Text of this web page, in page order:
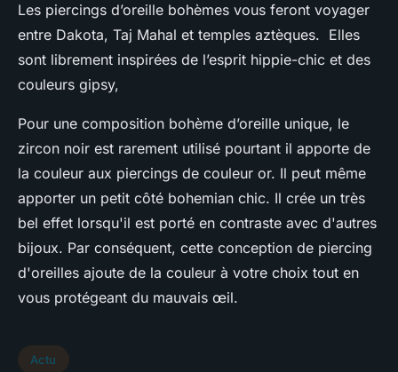
Les piercings d’oreille bohèmes vous feront voyager
entre Dakota, Taj Mahal et temples aztèques. Elles
sont librement inspirées de l’esprit hippie-chic et des
couleurs gipsy,
Pour une composition bohème d’oreille unique, le
zircon noir est rarement utilisé pourtant il apporte de
la couleur aux piercings de couleur or. Il peut même
apporter un petit côté bohemian chic. Il crée un très
bel effet lorsqu'il est porté en contraste avec d'autres
bijoux. Par conséquent, cette conception de piercing
d'oreilles ajoute de la couleur à votre choix tout en
vous protégeant du mauvais œil.
Actu